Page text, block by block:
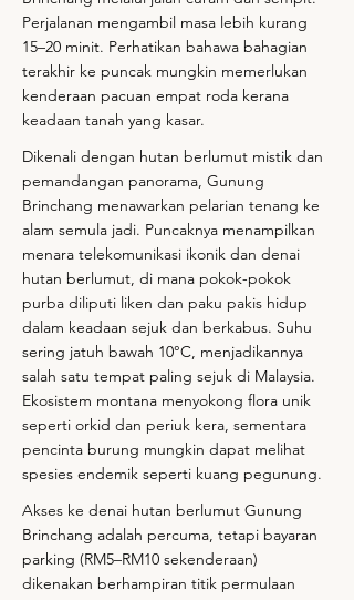
Perjalanan mengambil masa lebih kurang
15–20 minit. Perhatikan bahawa bahagian
terakhir ke puncak mungkin memerlukan
kenderaan pacuan empat roda kerana
keadaan tanah yang kasar.
Dikenali dengan hutan berlumut mistik dan
pemandangan panorama, Gunung
Brinchang menawarkan pelarian tenang ke
alam semula jadi. Puncaknya menampilkan
menara telekomunikasi ikonik dan denai
hutan berlumut, di mana pokok-pokok
purba diliputi liken dan paku pakis hidup
dalam keadaan sejuk dan berkabus. Suhu
sering jatuh bawah 10°C, menjadikannya
salah satu tempat paling sejuk di Malaysia.
Ekosistem montana menyokong flora unik
seperti orkid dan periuk kera, sementara
pencinta burung mungkin dapat melihat
spesies endemik seperti kuang pegunung.
Akses ke denai hutan berlumut Gunung
Brinchang adalah percuma, tetapi bayaran
parking (RM5–RM10 sekenderaan)
dikenakan berhampiran titik permulaan